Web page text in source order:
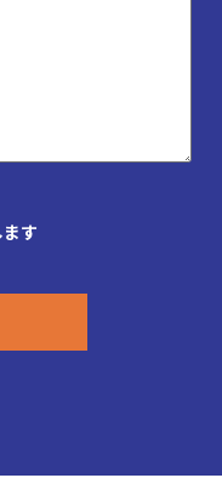
す